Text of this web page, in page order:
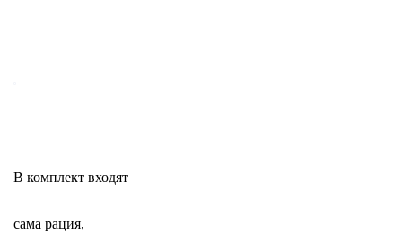
В комплект входят
сама рация,